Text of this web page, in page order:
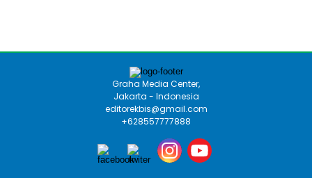
Graha Media Center,
Jakarta - Indonesia
editorekbis@gmail.com
+628557777888